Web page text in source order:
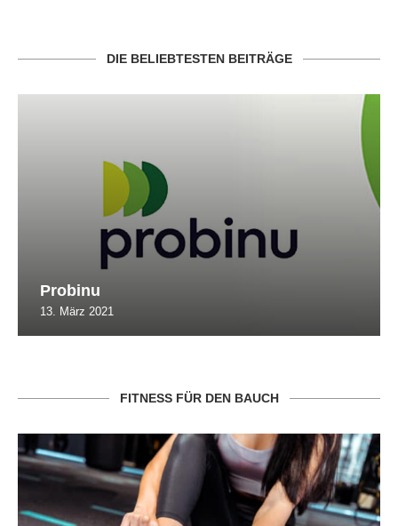
DIE BELIEBTESTEN BEITRÄGE
Probinu
13. März 2021
FITNESS FÜR DEN BAUCH